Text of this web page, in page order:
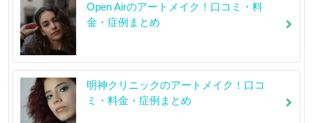
Open Airのアートメイク！口コミ・料
金・症例まとめ
明神クリニックのアートメイク！口コ
ミ・料金・症例まとめ